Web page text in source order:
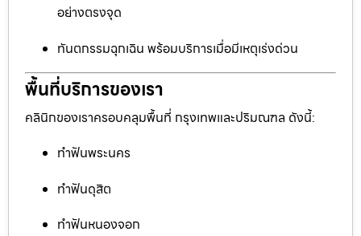
อย่างตรงจุด
ทันตกรรมฉุกเฉิน พร้อมบริการเมื่อมีเหตุเร่งด่วน
พื้นที่บริการของเรา
คลินิกของเราครอบคลุมพื้นที่ กรุงเทพและปริมณฑล ดังนี้:
ทำฟันพระนคร
ทำฟันดุสิต
ทำฟันหนองจอก